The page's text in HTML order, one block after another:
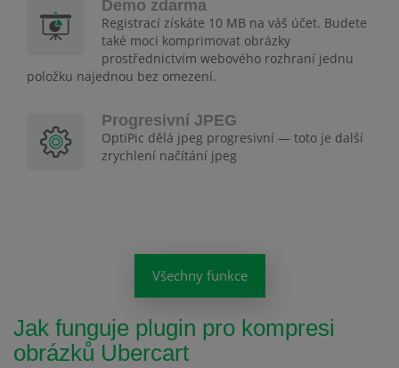
Demo zdarma
Registrací získáte 10 MB na váš účet. Budete
také moci komprimovat obrázky
prostřednictvím webového rozhraní jednu
položku najednou bez omezení.
Progresivní JPEG
OptiPic dělá jpeg progresivní — toto je další
zrychlení načítání jpeg
Všechny funkce
Jak funguje plugin pro kompresi
obrázků Ubercart